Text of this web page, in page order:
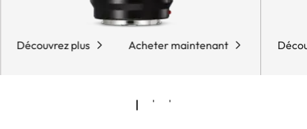
Découvrez plus Acheter maintenant